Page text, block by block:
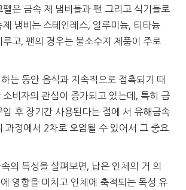
은 금속 제 냄비들과 팬 그리고 식기들로
냄비는 스테인레스, 알루미늄, 티타늄
고, 팬의 경우는 불소수지 제품이 주로
는 동안 음식과 지속적으로 접촉되기 때
비자의 관심이 증가되고 있는데, 특히 금
후 장기간 사용된다는 점에 서 유해금속
과정에서 2차로 오염될 수 있어서 그 중요
의 특성을 살펴보면, 납은 인체의 거 의
영향을 미치고 인체에 축적되는 독성 유